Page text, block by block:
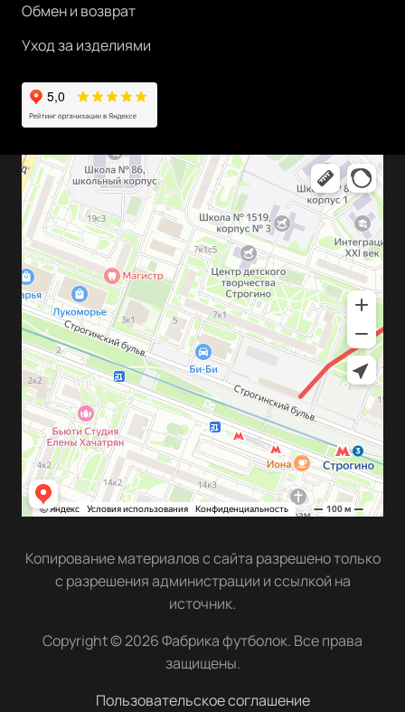
Обмен и возврат
Уход за изделиями
Копирование материалов с сайта разрешено только
с разрешения администрации и ссылкой на
источник.
Copyright © 2026 Фабрика футболок. Все права
защищены.
Пользовательское соглашение